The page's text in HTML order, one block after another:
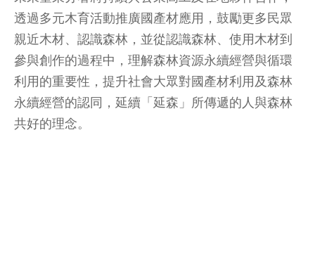
透過多元木育活動推廣國產材應用，鼓勵更多民眾
親近木材、認識森林，並從認識森林、使用木材到
參與創作的過程中，理解森林資源永續經營與循環
利用的重要性，提升社會大眾對國產材利用及森林
永續經營的認同，延續「延森」所傳遞的人與森林
共好的理念。